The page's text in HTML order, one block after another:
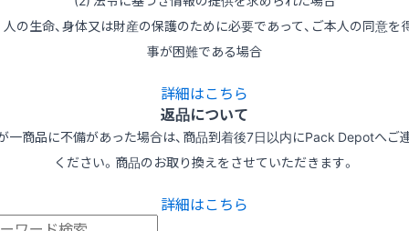
の生命、身体又は財産の保護のために必要であって、ご本人の同意を
事が困難である場合
詳細はこちら
返品について
一商品に不備があった場合は、商品到着後7日以内にPack Depotへご
ください。商品のお取り換えをさせていただきます。
詳細はこちら